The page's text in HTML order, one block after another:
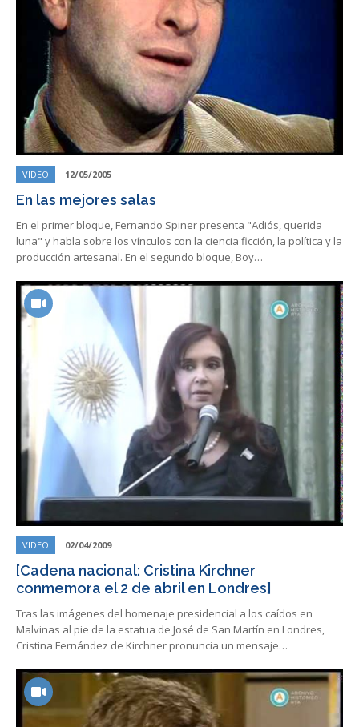
VIDEO 12/05/2005
En las mejores salas
En el primer bloque, Fernando Spiner presenta "Adiós, querida
luna" y habla sobre los vínculos con la ciencia ficción, la política y la
producción artesanal. En el segundo bloque, Boy…
VIDEO 02/04/2009
[Cadena nacional: Cristina Kirchner
conmemora el 2 de abril en Londres]
Tras las imágenes del homenaje presidencial a los caídos en
Malvinas al pie de la estatua de José de San Martín en Londres,
Cristina Fernández de Kirchner pronuncia un mensaje…